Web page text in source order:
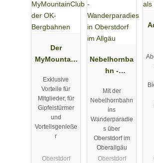
Der
MyMountain
Bergbahnen
Exklusive
Vorteile für
Mitglieder, für
Gipfelstürmer
und
Vorteilsgenieße
r
Oberstdorf
Nebelhornba
hn -
dies in
Oberstdorf
im Allgäu
Mit der
Nebelhornbahn
ins
Wanderparadie
s über
Oberstdorf im
Oberallgäu
Oberstdorf